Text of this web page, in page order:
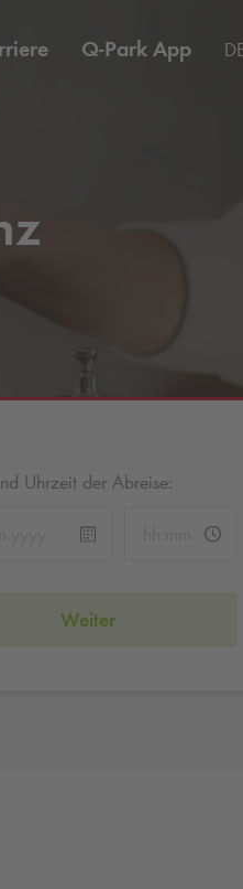
Q-Park App
Uhrzeit der Abreise:
Weiter